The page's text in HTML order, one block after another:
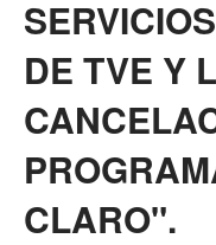
DE TVE Y
CLARO".